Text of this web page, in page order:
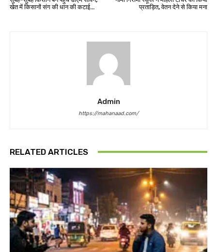
खेत में किसानों संग की धान की कटाई…
प्रताड़ित, वेतन देने से किया मना
Admin
https://mahanaad.com/
RELATED ARTICLES